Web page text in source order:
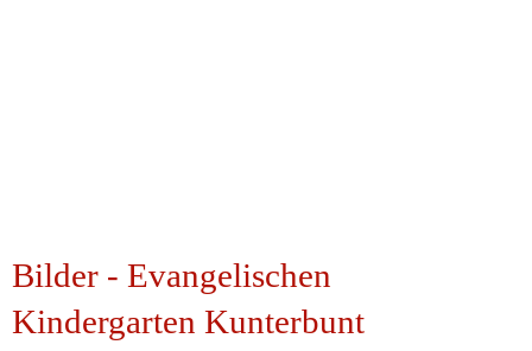
Bilder - Evangelischen
Kindergarten Kunterbunt